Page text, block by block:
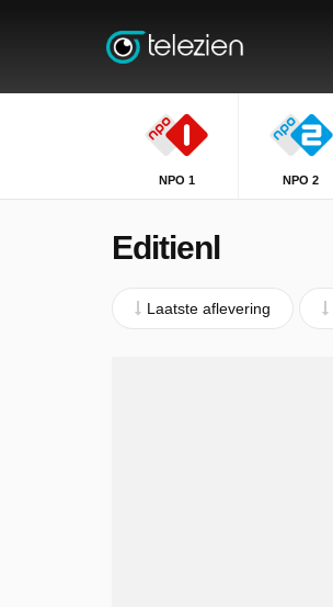
NPO 1 NPO 2
Editienl
Laatste aflevering